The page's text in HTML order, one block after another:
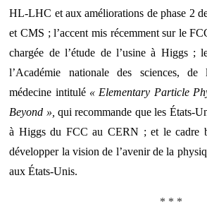
HL-LHC et aux améliorations de phase 2
et CMS ; l’accent mis récemment sur le
chargée de l’étude de l’usine à Higgs ;
l’Académie nationale des sciences,
médecine intitulé « Elementary Particle
Beyond », qui recommande que les États-
à Higgs du FCC au CERN ; et le cadre
développer la vision de l’avenir de la
aux États-Unis.
* * *